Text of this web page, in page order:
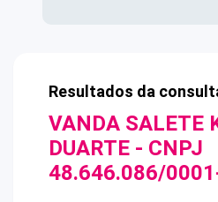
Resultados da
VANDA SALETE
DUARTE - CNPJ
48.646.086/